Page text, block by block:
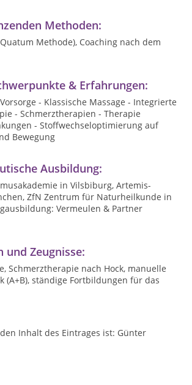
Methoden:
Methode), Coaching nach dem
& Erfahrungen:
- Klassische Massage - Integrierte
- Schmerztherapien - Therapie
- Stoffwechseloptimierung auf
Bewegung
Ausbildung:
in Vilsbiburg, Artemis-
ZfN Zentrum für Naturheilkunde in
Vermeulen & Partner
Zeugnisse:
Schmerztherapie nach Hock, manuelle
(A+B), ständige Fortbildungen für das
Inhalt des Eintrages ist: Günter